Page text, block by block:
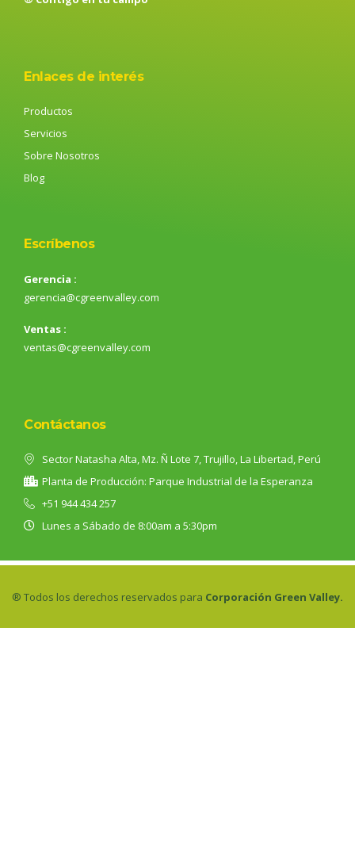
Enlaces de interés
Productos
Servicios
Sobre Nosotros
Blog
Escríbenos
Gerencia :
gerencia@cgreenvalley.com
Ventas :
ventas@cgreenvalley.com
Contáctanos
Sector Natasha Alta, Mz. Ñ Lote 7, Trujillo, La Libertad, Perú
Planta de Producción: Parque Industrial de la Esperanza
+51 944 434 257
Lunes a Sábado de 8:00am a 5:30pm
® Todos los derechos reservados para Corporación Green Valley.